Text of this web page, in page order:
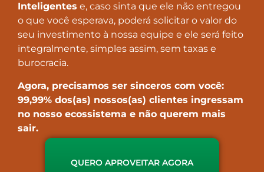
Inteligentes e, caso sinta que ele não entregou
o que você esperava, poderá solicitar o valor do
seu investimento à nossa equipe e ele será feito
integralmente, simples assim, sem taxas e
burocracia.
Agora, precisamos ser sinceros com você:
99,99% dos(as) nossos(as) clientes ingressam
no nosso ecossistema e não querem mais
sair.
QUERO APROVEITAR AGORA